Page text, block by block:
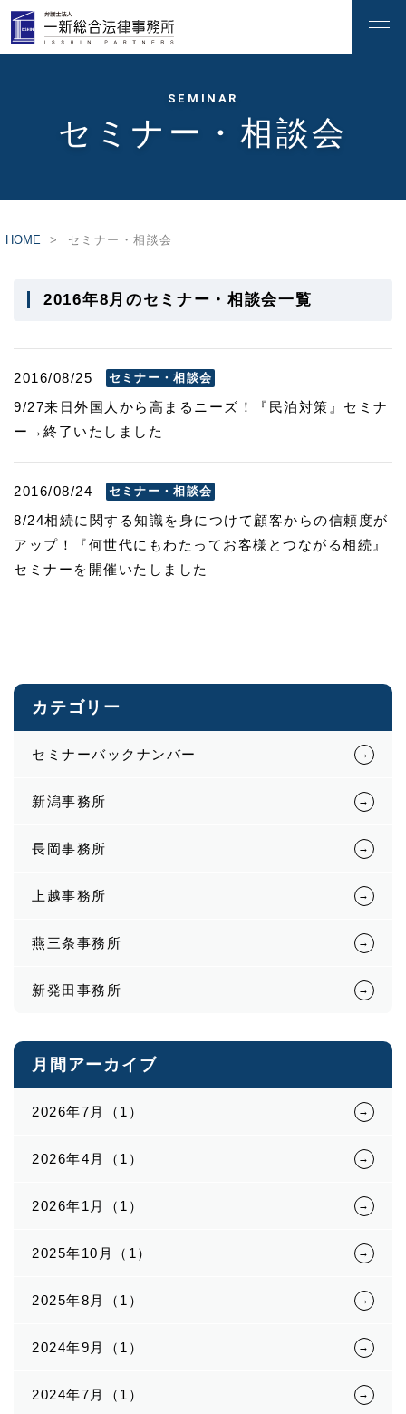
SEMINAR
セミナー・相談会
HOME セミナー・相談会
2016年8月のセミナー・相談会一覧
2016/08/25 セミナー・相談会
9/27来日外国人から高まるニーズ！『民泊対策』セミナ
ー→終了いたしました
2016/08/24 セミナー・相談会
8/24相続に関する知識を身につけて顧客からの信頼度が
アップ！『何世代にもわたってお客様とつながる相続』
セミナーを開催いたしました
カテゴリー
セミナーバックナンバー
新潟事務所
長岡事務所
上越事務所
燕三条事務所
新発田事務所
月間アーカイブ
2026年7月（1）
2026年4月（1）
2026年1月（1）
2025年10月（1）
2025年8月（1）
2024年9月（1）
2024年7月（1）